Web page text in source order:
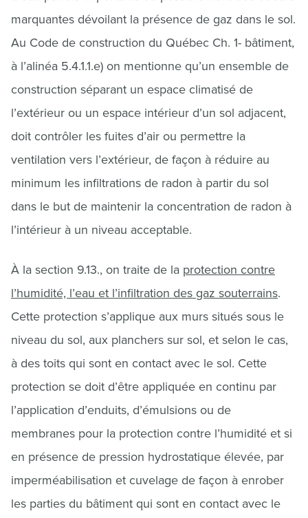
marquantes dévoilant la présence de gaz dans le sol.
Au Code de construction du Québec Ch. 1- bâtiment,
à l’alinéa 5.4.1.1.e) on mentionne qu’un ensemble de
construction séparant un espace climatisé de
l’extérieur ou un espace intérieur d’un sol adjacent,
doit contrôler les fuites d’air ou permettre la
ventilation vers l’extérieur, de façon à réduire au
minimum les infiltrations de radon à partir du sol
dans le but de maintenir la concentration de radon à
l’intérieur à un niveau acceptable.
À la section 9.13., on traite de la protection contre
l’humidité, l’eau et l’infiltration des gaz souterrains.
Cette protection s’applique aux murs situés sous le
niveau du sol, aux planchers sur sol, et selon le cas,
à des toits qui sont en contact avec le sol. Cette
protection se doit d’être appliquée en continu par
l’application d’enduits, d’émulsions ou de
membranes pour la protection contre l’humidité et si
en présence de pression hydrostatique élevée, par
imperméabilisation et cuvelage de façon à enrober
les parties du bâtiment qui sont en contact avec le